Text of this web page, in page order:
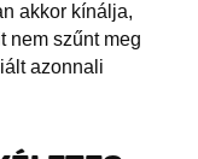
akkor kínálja,
nem szűnt meg
azonnali